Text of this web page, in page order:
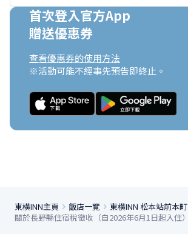
首次登入官方App
贈送優惠券
查看優惠券的使用方法
※活動可能不經事先預告即終止。
東橫INN主頁 飯店一覽
東橫INN 松本站前本町
關於長野縣住宿稅徵收（自2026年6月1日起入住）